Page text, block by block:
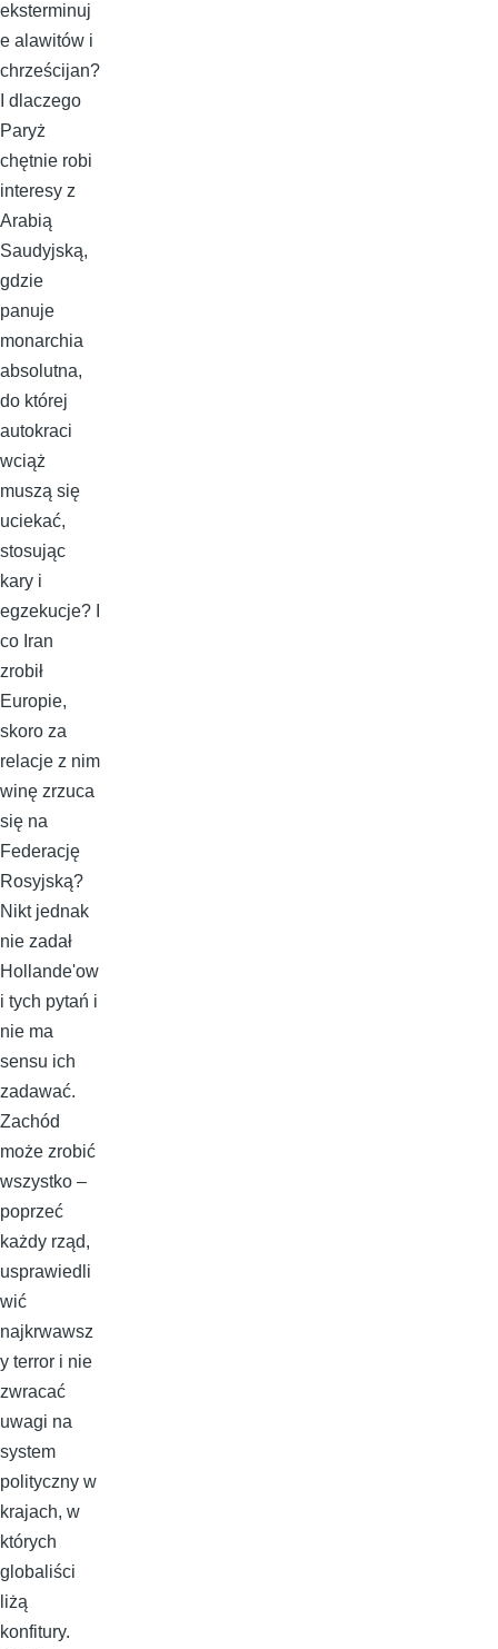
eksterminuj
e alawitów i
chrześcijan?
I dlaczego
Paryż
chętnie robi
interesy z
Arabią
Saudyjską,
gdzie
panuje
monarchia
absolutna,
do której
autokraci
wciąż
muszą się
uciekać,
stosując
kary i
egzekucje? I
co Iran
zrobił
Europie,
skoro za
relacje z nim
winę zrzuca
się na
Federację
Rosyjską?
Nikt jednak
nie zadał
Hollande'ow
i tych pytań i
nie ma
sensu ich
zadawać.
Zachód
może zrobić
wszystko –
poprzeć
każdy rząd,
usprawiedli
wić
najkrwawsz
y terror i nie
zwracać
uwagi na
system
polityczny w
krajach, w
których
globaliści
liżą
konfitury.